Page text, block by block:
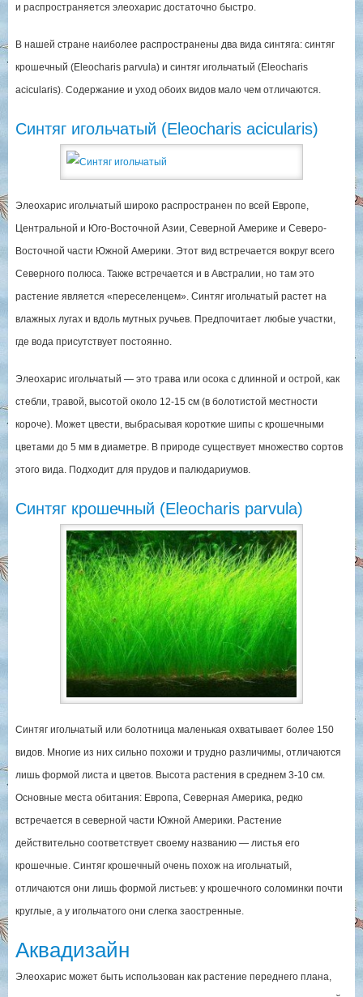
и распространяется элеохарис достаточно быстро.
В нашей стране наиболее распространены два вида синтяга: синтяг
крошечный (Eleocharis parvula) и синтяг игольчатый (Eleocharis
acicularis). Содержание и уход обоих видов мало чем отличаются.
Синтяг игольчатый (Eleocharis acicularis)
Элеохарис игольчатый широко распространен по всей Европе,
Центральной и Юго-Восточной Азии, Северной Америке и Северо-
Восточной части Южной Америки. Этот вид встречается вокруг всего
Северного полюса. Также встречается и в Австралии, но там это
растение является «переселенцем». Синтяг игольчатый растет на
влажных лугах и вдоль мутных ручьев. Предпочитает любые участки,
где вода присутствует постоянно.
Элеохарис игольчатый — это трава или осока с длинной и острой, как
стебли, травой, высотой около 12-15 см (в болотистой местности
короче). Может цвести, выбрасывая короткие шипы с крошечными
цветами до 5 мм в диаметре. В природе существует множество сортов
этого вида. Подходит для прудов и палюдариумов.
Cинтяг крошечный (Eleocharis parvula)
Синтяг игольчатый или болотница маленькая охватывает более 150
видов. Многие из них сильно похожи и трудно различимы, отличаются
лишь формой листа и цветов. Высота растения в среднем 3-10 см.
Основные места обитания: Европа, Северная Америка, редко
встречается в северной части Южной Америки. Растение
действительно соответствует своему названию — листья его
крошечные. Синтяг крошечный очень похож на игольчатый,
отличаются они лишь формой листьев: у крошечного соломинки почти
круглые, а у игольчатого они слегка заостренные.
Аквадизайн
Элеохарис может быть использован как растение переднего плана,